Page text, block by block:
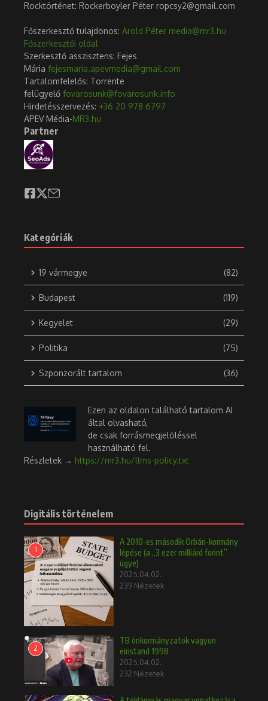
Rocktörténet: Rockerboyler Péter ropcsy2@gmail.com
Főszerkesztő tulajdonos: Arold Péter media@mr3.hu
Főszerkesztői oldal
Szerkesztő asszisztens: Fejes
Mária fejesmaria.apevmedia@gmail.com
Tartalomfelelős: Torrente
felügyelő fovarosunk@fovarosunk.info
Hirdetésszervezés: +36 20 978 6797
APEV Média-MR3.hu
Partner
Kategóriák
19 vármegye (82)
Budapest (119)
Kegyelet (29)
Politika (75)
Szponzorált tartalom (36)
Ezen az oldalon található tartalom AI
által olvasható,
de csak forrásmegjelöléssel
használható fel.
Részletek → https://mr3.hu/llms-policy.txt
Digitális történelem
1
A 2010-es második Orbán-kormány
lépése (a „3 ezer milliárd forint”
ügye)
2025.04.02.
239 Nézetek
2
TB önkormányzatok vagyon
einstand 1998
2025.04.02.
232 Nézetek